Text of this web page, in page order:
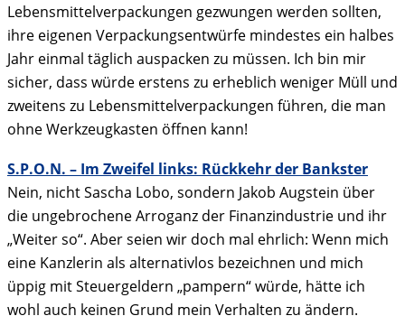
Lebensmittelverpackungen gezwungen werden sollten,
ihre eigenen Verpackungsentwürfe mindestes ein halbes
Jahr einmal täglich auspacken zu müssen. Ich bin mir
sicher, dass würde erstens zu erheblich weniger Müll und
zweitens zu Lebensmittelverpackungen führen, die man
ohne Werkzeugkasten öffnen kann!
S.P.O.N. – Im Zweifel links: Rückkehr der Bankster
Nein, nicht Sascha Lobo, sondern Jakob Augstein über
die ungebrochene Arroganz der Finanzindustrie und ihr
„Weiter so“. Aber seien wir doch mal ehrlich: Wenn mich
eine Kanzlerin als alternativlos bezeichnen und mich
üppig mit Steuergeldern „pampern“ würde, hätte ich
wohl auch keinen Grund mein Verhalten zu ändern.